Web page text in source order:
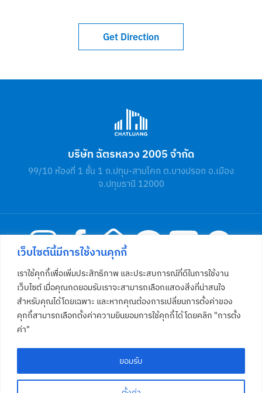
เว็บไซต์นี้มีการใช้งานคุกกี้
เราใช้คุกกี้เพื่อเพิ่มประสิทธิภาพ และประสบการณ์ที่ดีในการใช้งาน
เว็บไซต์ เมื่อคุณกดยอมรับเราจะสามารถเลือกแสดงสิ่งที่น่าสนใจ
สำหรับคุณได้โดยเฉพาะ และหากคุณต้องการเปลี่ยนการตั้งค่าของ
คุกกี้สามารถเลือกตั้งค่าความยินยอมการใช้คุกกี้ได้ โดยคลิก "การตั้ง
ค่า"
ยอมรับ
Get Direction
บริษัท ฉัตรหลวง 2005 จำกัด
99/10 ห้องที่ 1 ชั้น 1 ถ.ปทุม-สามโคก ต.บางปรอก อ.เมือง
จ.ปทุมธานี 12000
โทร02 581 4812
หน้าหลัก
สงวนลิขสิทธิ์ ©2026 โดย บริษัท ฉัตรหลวง 2005 จำกัด